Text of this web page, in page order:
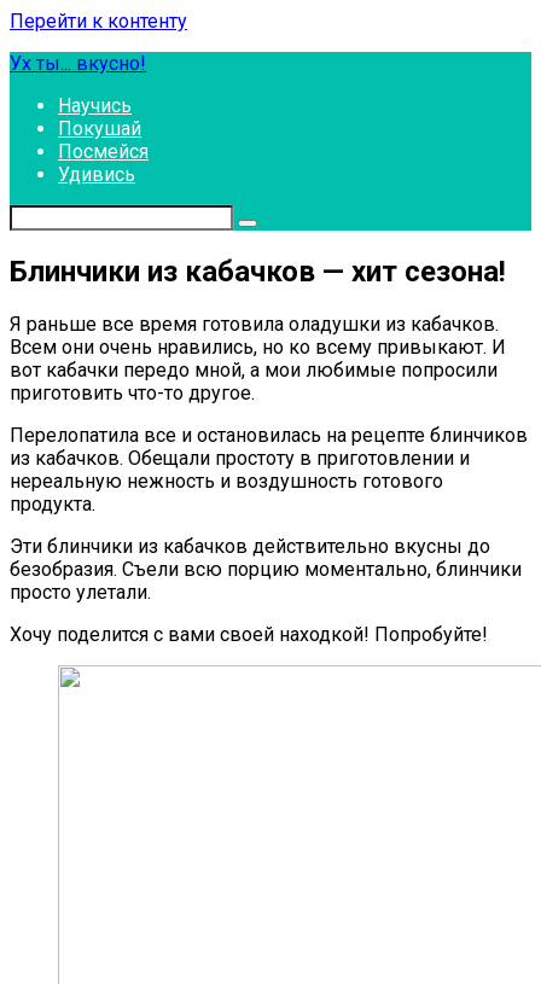
Перейти к контенту
Ух ты... вкусно!
Научись
Покушай
Посмейся
Удивись
Блинчики из кабачков — хит сезона!
Я раньше все время готовила оладушки из кабачков.
Всем они очень нравились, но ко всему привыкают. И
вот кабачки передо мной, а мои любимые попросили
приготовить что-то другое.
Перелопатила все и остановилась на рецепте блинчиков
из кабачков. Обещали простоту в приготовлении и
нереальную нежность и воздушность готового
продукта.
Эти блинчики из кабачков действительно вкусны до
безобразия. Съели всю порцию моментально, блинчики
просто улетали.
Хочу поделится с вами своей находкой! Попробуйте!